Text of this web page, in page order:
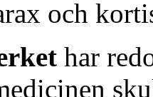
och
har